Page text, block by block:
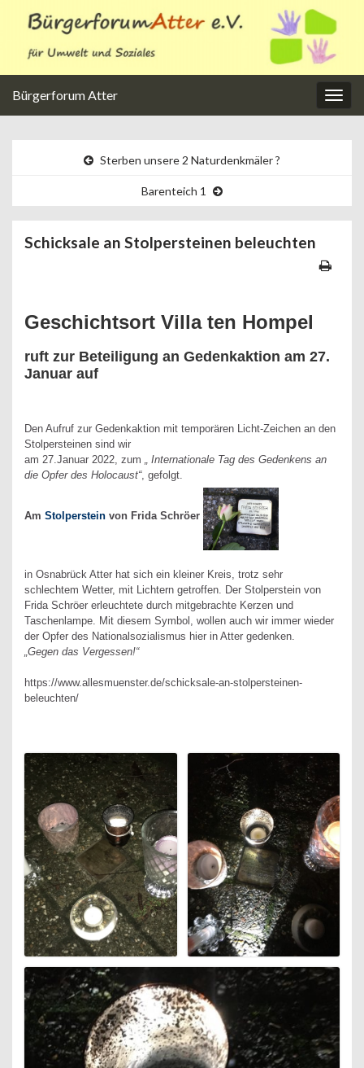
Bürgerforum Atter
Sterben unsere 2 Naturdenkmäler ?
Barenteich 1
Schicksale an Stolpersteinen beleuchten
Geschichtsort Villa ten Hompel
ruft zur Beteiligung an Gedenkaktion am 27.
Januar auf
Den Aufruf zur Gedenkaktion mit temporären Licht-Zeichen an den
Stolpersteinen sind wir
am 27.Januar 2022, zum „ Internationale Tag des Gedenkens an
die Opfer des Holocaust“, gefolgt.
Am Stolperstein von Frida Schröer
in Osnabrück Atter hat sich ein kleiner Kreis, trotz sehr
schlechtem Wetter, mit Lichtern getroffen. Der Stolperstein von
Frida Schröer erleuchtete durch mitgebrachte Kerzen und
Taschenlampe. Mit diesem Symbol, wollen auch wir immer wieder
der Opfer des Nationalsozialismus hier in Atter gedenken.
„Gegen das Vergessen!“
https://www.allesmuenster.de/schicksale-an-stolpersteinen-
beleuchten/